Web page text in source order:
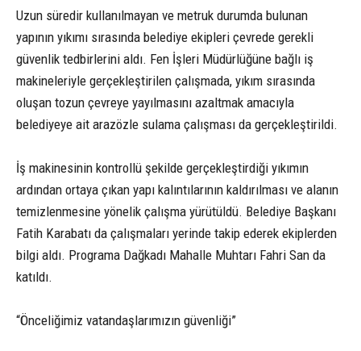
Uzun süredir kullanılmayan ve metruk durumda bulunan
yapının yıkımı sırasında belediye ekipleri çevrede gerekli
güvenlik tedbirlerini aldı. Fen İşleri Müdürlüğüne bağlı iş
makineleriyle gerçekleştirilen çalışmada, yıkım sırasında
oluşan tozun çevreye yayılmasını azaltmak amacıyla
belediyeye ait arazözle sulama çalışması da gerçekleştirildi.
İş makinesinin kontrollü şekilde gerçekleştirdiği yıkımın
ardından ortaya çıkan yapı kalıntılarının kaldırılması ve alanın
temizlenmesine yönelik çalışma yürütüldü. Belediye Başkanı
Fatih Karabatı da çalışmaları yerinde takip ederek ekiplerden
bilgi aldı. Programa Dağkadı Mahalle Muhtarı Fahri San da
katıldı.
“Önceliğimiz vatandaşlarımızın güvenliği”